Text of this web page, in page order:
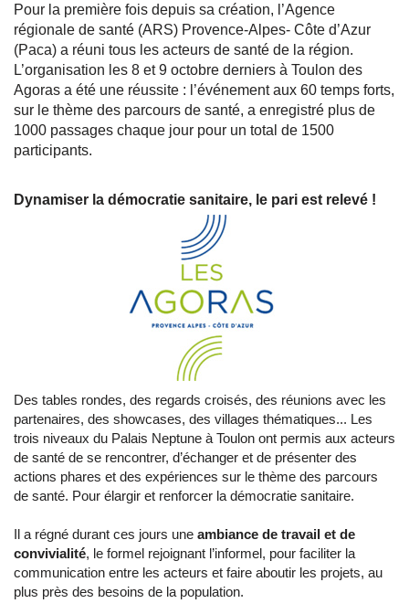
Pour la première fois depuis sa création, l’Agence
régionale de santé (ARS) Provence-Alpes- Côte d’Azur
(Paca) a réuni tous les acteurs de santé de la région.
L’organisation les 8 et 9 octobre derniers à Toulon des
Agoras a été une réussite : l’événement aux 60 temps forts,
sur le thème des parcours de santé, a enregistré plus de
1000 passages chaque jour pour un total de 1500
participants.
Dynamiser la démocratie sanitaire, le pari est relevé !
Des tables rondes, des regards croisés, des réunions avec les
partenaires, des showcases, des villages thématiques... Les
trois niveaux du Palais Neptune à Toulon ont permis aux acteurs
de santé de se rencontrer, d’échanger et de présenter des
actions phares et des expériences sur le thème des parcours
de santé. Pour élargir et renforcer la démocratie sanitaire.
Il a régné durant ces jours une ambiance de travail et de
convivialité, le formel rejoignant l’informel, pour faciliter la
communication entre les acteurs et faire aboutir les projets, au
plus près des besoins de la population.